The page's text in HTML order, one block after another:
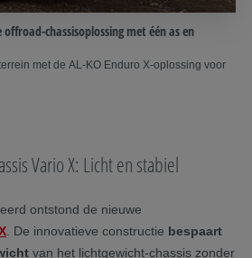
offroad-chassisoplossing met één as en
met de AL-KO Enduro X-oplossing voor
Vario X: Licht en stabiel
ontstond de nieuwe
. De innovatieve constructie bespaart
van het lichtgewicht-chassis zonder